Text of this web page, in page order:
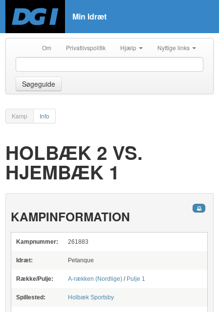
Min Idræt
Om Privatlivspolitik Hjælp Nyttige links
Søgeguide
Kamp Info
HOLBÆK 2 VS.
HJEMBÆK 1
KAMPINFORMATION
Kampnummer: 261883
Idræt: Petanque
Række/Pulje: A-rækken (Nordlige) / Pulje 1
Spillested: Holbæk Sportsby